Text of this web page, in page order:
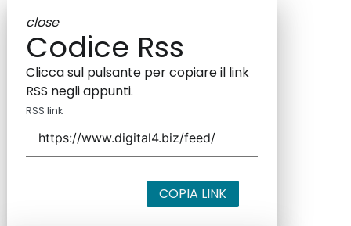
close
Codice Rss
Clicca sul pulsante per copiare il link
RSS negli appunti.
RSS link
COPIA LINK